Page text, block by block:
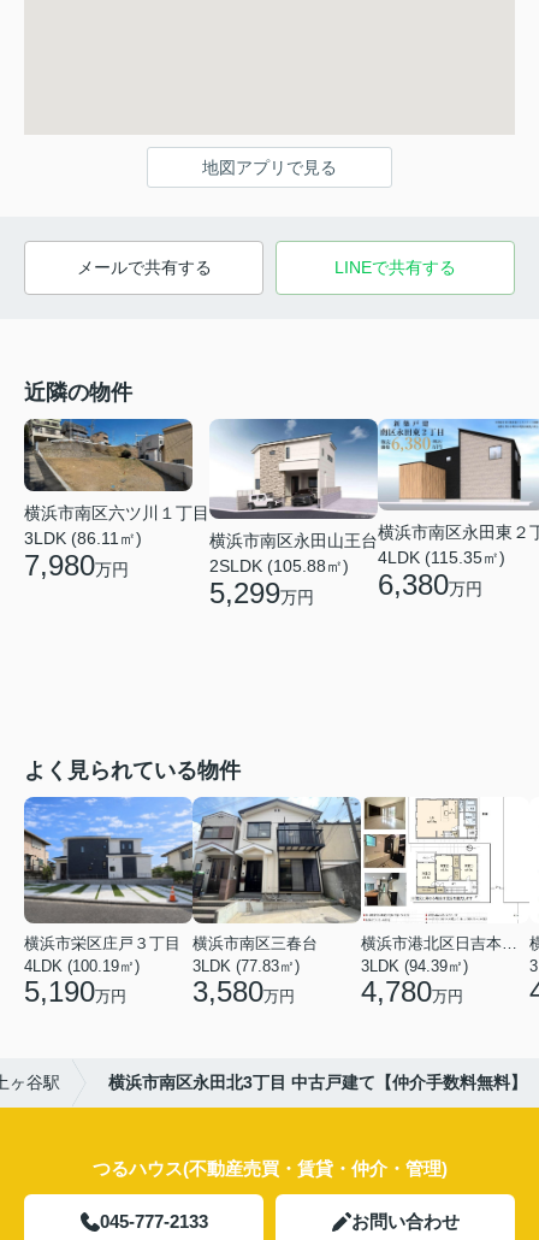
地図アプリで見る
メールで共有する LINEで共有する
近隣の物件
横浜市南区六ツ川１丁目
3LDK (86.11㎡)
7,980万円
横浜市南区永田山王台
2SLDK (105.88㎡)
5,299万円
横浜市南区永田東２
4LDK (115.35㎡)
6,380万円
よく見られている物件
横浜市栄区庄戸３丁目
4LDK (100.19㎡)
5,190万円
横浜市南区三春台
3LDK (77.83㎡)
3,580万円
横浜市港北区日吉本町６丁目
3LDK (94.39㎡)
4,780万円
ヶ谷駅 横浜市南区永田北3丁目 中古戸建て【仲介手数料無料】
つるハウス(不動産売買・賃貸・仲介・管理)
045-777-2133 お問い合わせ